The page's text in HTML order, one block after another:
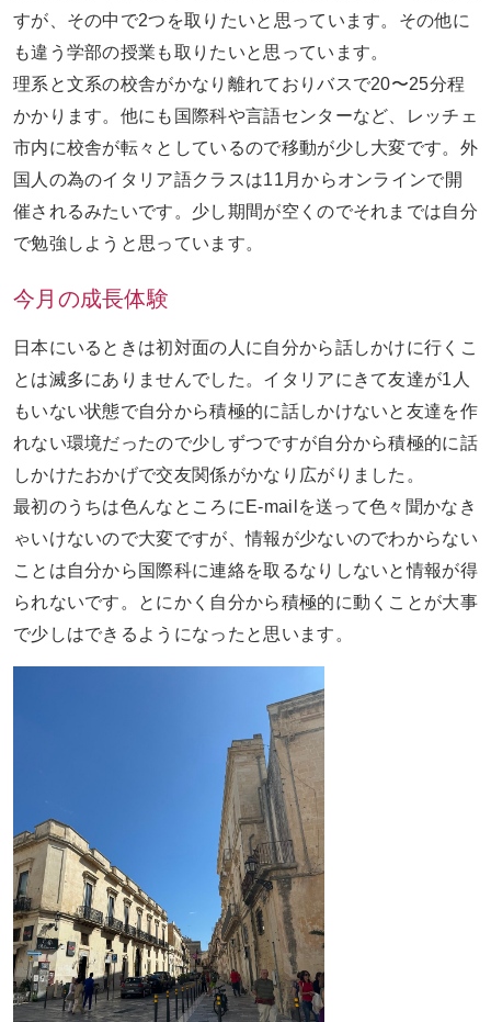
すが、その中で2つを取りたいと思っています。その他に
も違う学部の授業も取りたいと思っています。
理系と文系の校舎がかなり離れておりバスで20〜25分程
かかります。他にも国際科や言語センターなど、レッチェ
市内に校舎が転々としているので移動が少し大変です。外
国人の為のイタリア語クラスは11月からオンラインで開
催されるみたいです。少し期間が空くのでそれまでは自分
で勉強しようと思っています。
今月の成長体験
日本にいるときは初対面の人に自分から話しかけに行くこ
とは滅多にありませんでした。イタリアにきて友達が1人
もいない状態で自分から積極的に話しかけないと友達を作
れない環境だったので少しずつですが自分から積極的に話
しかけたおかげで交友関係がかなり広がりました。
最初のうちは色んなところにE-mailを送って色々聞かなき
ゃいけないので大変ですが、情報が少ないのでわからない
ことは自分から国際科に連絡を取るなりしないと情報が得
られないです。とにかく自分から積極的に動くことが大事
で少しはできるようになったと思います。